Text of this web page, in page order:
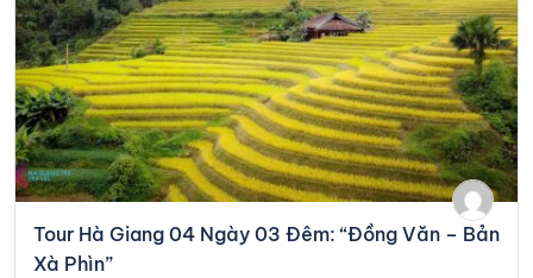
Tour Hà Giang 04 Ngày 03 Đêm: “Đồng Văn – Bản
Xà Phìn”